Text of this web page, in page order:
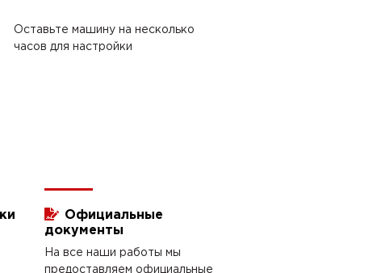
Оставьте машину на несколько
часов для настройки
Официальные
документы
На все наши работы мы
предоставляем официальные